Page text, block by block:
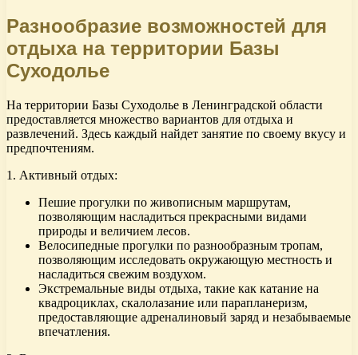
Разнообразие возможностей для
отдыха на территории Базы
Суходолье
На территории Базы Суходолье в Ленинградской области
предоставляется множество вариантов для отдыха и
развлечений. Здесь каждый найдет занятие по своему вкусу и
предпочтениям.
1. Активный отдых:
Пешие прогулки по живописным маршрутам,
позволяющим насладиться прекрасными видами
природы и величием лесов.
Велосипедные прогулки по разнообразным тропам,
позволяющим исследовать окружающую местность и
насладиться свежим воздухом.
Экстремальные виды отдыха, такие как катание на
квадроциклах, скалолазание или парапланеризм,
предоставляющие адреналиновый заряд и незабываемые
впечатления.